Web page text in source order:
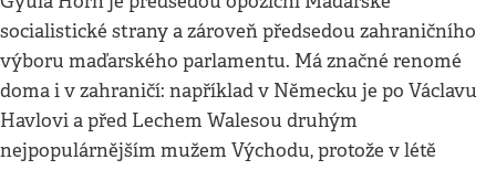
socialistické strany a zároveň předsedou zahraničního
výboru maďarského parlamentu. Má značné renomé
doma i v zahraničí: například v Německu je po Václavu
Havlovi a před Lechem Walesou druhým
nejpopulárnějším mužem Východu, protože v létě